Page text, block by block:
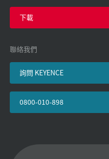
下載
聯絡我們
詢問 KEYENCE
0800-010-898